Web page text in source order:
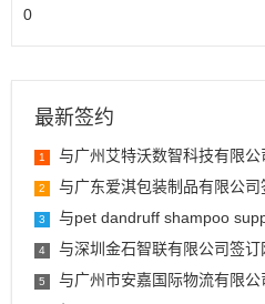
0
最新签约
1 与广州艾特沃数智科技有限公
2 与广东爱淇包装制品有限公
3 与pet dandruff shampoo
4 与深圳金石智联有限公司签订
5 与广州市安嘉国际物流有限